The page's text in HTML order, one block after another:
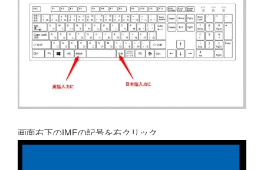
画面右下のIMEの記号を右クリック